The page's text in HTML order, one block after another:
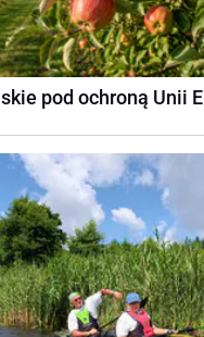
pod ochroną Unii